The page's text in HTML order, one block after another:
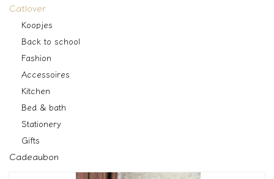
Catlover
Koopjes
Back to school
Fashion
Accessoires
Kitchen
Bed & bath
Stationery
Gifts
Cadeaubon